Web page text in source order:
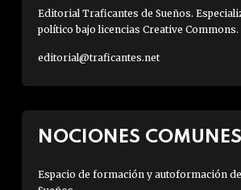
Editorial Traficantes de Sueños.
político bajo licencias Creative Commons.
editorial@traficantes.net
NOCIONES COMUNES
Espacio de formación y autoformación